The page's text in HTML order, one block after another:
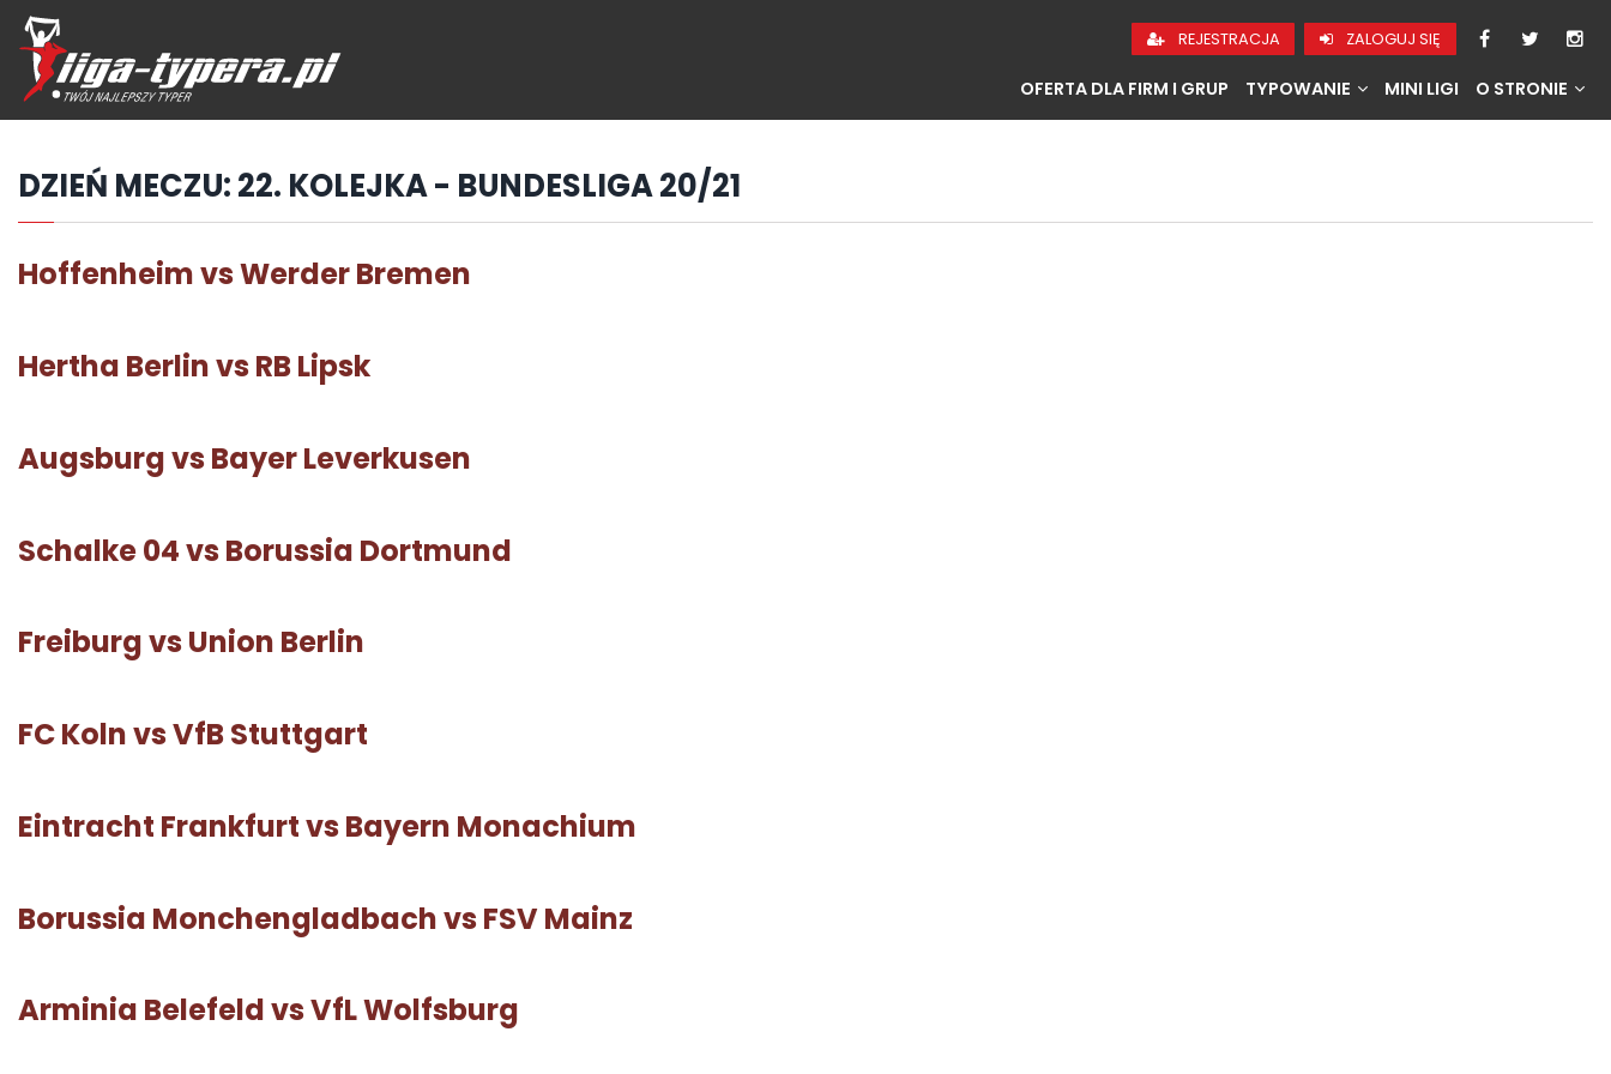
Przejdź
hdo
treści
REJESTRACJA ZALOGUJ SIĘ
OFERTA DLA FIRM I GRUP TYPOWANIE MINI LIGI O STRONIE
DZIEŃ MECZU:22. KOLEJKA - BUNDESLIGA 20/21
Hoffenheim vs Werder Bremen
Hertha Berlin vs RB Lipsk
Augsburg vs Bayer Leverkusen
Schalke 04 vs Borussia Dortmund
Freiburg vs Union Berlin
FC Koln vs VfB Stuttgart
Eintracht Frankfurt vs Bayern Monachium
Borussia Monchengladbach vs FSV Mainz
Arminia Belefeld vs VfL Wolfsburg